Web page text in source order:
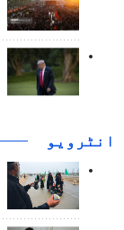
انٹرويو